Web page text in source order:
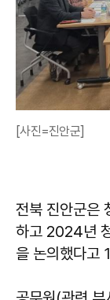
[사진=진안군]
전북 진안군은
하고 2024년
을 논의했다고